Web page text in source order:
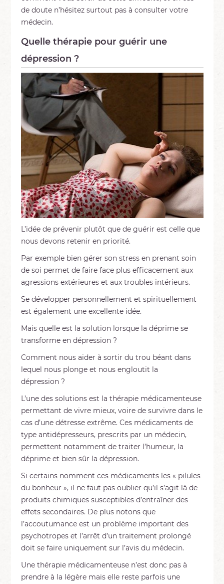
de doute n’hésitez surtout pas à consulter votre
médecin.
Quelle thérapie pour guérir une
dépression ?
L’idée de prévenir plutôt que de guérir est celle que
nous devons retenir en priorité.
Par exemple bien gérer son stress en prenant soin
de soi permet de faire face plus efficacement aux
agressions extérieures et aux troubles intérieurs.
Se développer personnellement et spirituellement
est également une excellente idée.
Mais quelle est la solution lorsque la déprime se
transforme en dépression ?
Comment nous aider à sortir du trou béant dans
lequel nous plonge et nous engloutit la
dépression ?
L’une des solutions est la thérapie médicamenteuse
permettant de vivre mieux, voire de survivre dans le
cas d’une détresse extrême. Ces médicaments de
type antidépresseurs, prescrits par un médecin,
permettent notamment de traiter l’humeur, la
déprime et bien sûr la dépression.
Si certains nomment ces médicaments les « pilules
du bonheur », il ne faut pas oublier qu’il s’agit là de
produits chimiques susceptibles d’entraîner des
effets secondaires. De plus notons que
l’accoutumance est un problème important des
psychotropes et l’arrêt d’un traitement prolongé
doit se faire uniquement sur l’avis du médecin.
Une thérapie médicamenteuse n’est donc pas à
prendre à la légère mais elle reste parfois une